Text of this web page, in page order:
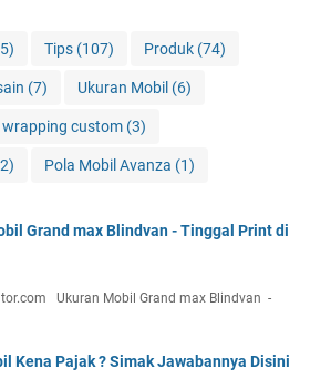
Tips (107) Produk (74)
(7) Ukuran Mobil (6)
wrapping custom (3)
Pola Mobil Avanza (1)
Grand max Blindvan - Tinggal Print di
Ukuran Mobil Grand max Blindvan -
Kena Pajak ? Simak Jawabannya Disini